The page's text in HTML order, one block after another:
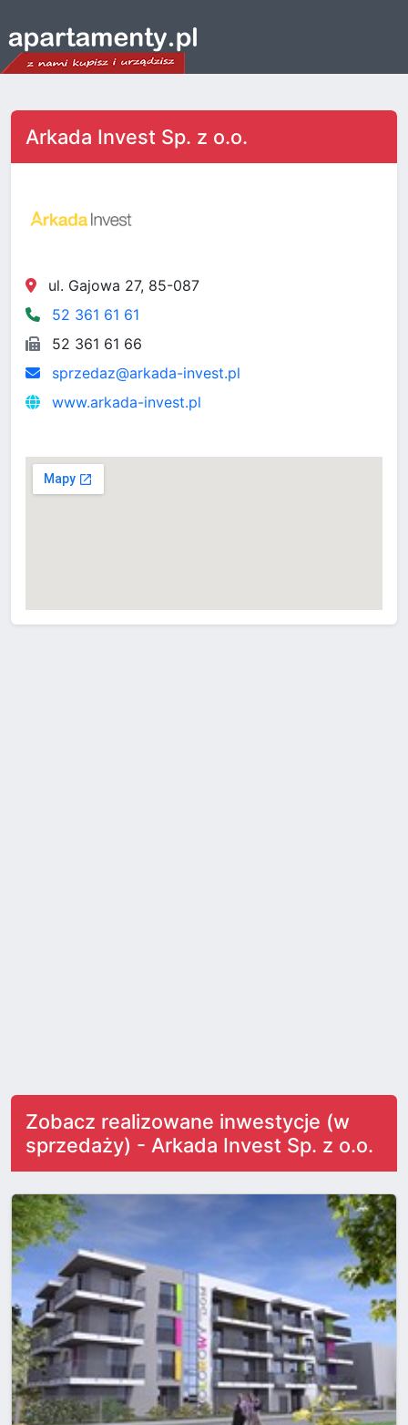
Arkada Invest Sp. z o.o.
ul. Gajowa 27, 85-087
52 361 61 61
52 361 61 66
sprzedaz@arkada-invest.pl
www.arkada-invest.pl
Zobacz realizowane inwestycje (w
sprzedaży) - Arkada Invest Sp. z o.o.